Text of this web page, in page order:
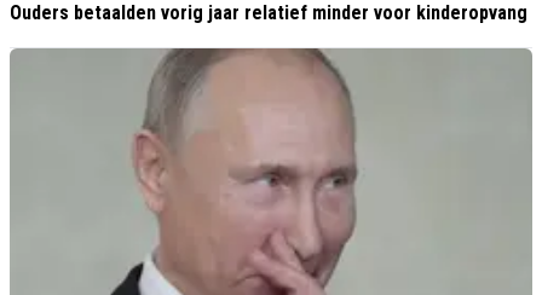
Ouders betaalden vorig jaar relatief minder voor kinderopvang